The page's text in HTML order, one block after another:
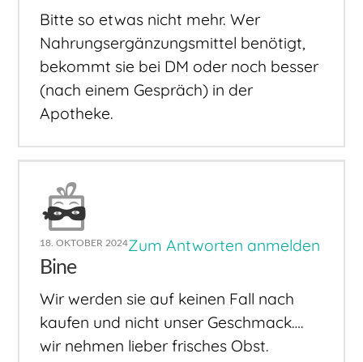
Bitte so etwas nicht mehr. Wer
Nahrungsergänzungsmittel benötigt,
bekommt sie bei DM oder noch besser
(nach einem Gespräch) in der
Apotheke.
18. OKTOBER 2024Zum Antworten anmelden
Bine
Wir werden sie auf keinen Fall nach
kaufen und nicht unser Geschmack….
wir nehmen lieber frisches Obst.